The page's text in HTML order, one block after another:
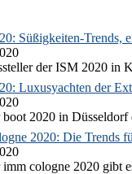
Süßigkeiten-Trends,
der ISM 2020 in
Luxusyachten der
2020 in Düsseldorf
2020: Die Trends
cologne 2020 gibt